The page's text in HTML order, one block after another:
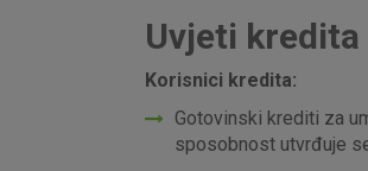
Uvjeti kredita
Korisnici kredita:
Gotovinski krediti za
sposobnost utvrđuje